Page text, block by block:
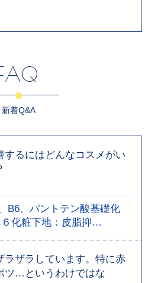
新着Q&A
するにはどんなコスメがい
B6、パントテン酸基礎化
化粧下地：皮脂抑…
ラザラしています。特に赤
ツ…というわけではな